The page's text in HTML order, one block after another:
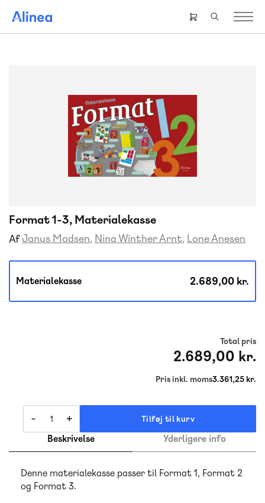
hovedindhold
Header
right
Format 1-3, Materialekasse
Af Janus Madsen Nina Winther Arnt Lone Anesen
Materialekasse 2.689,00 kr.
Total pris
2.689,00 kr.
Pris inkl. moms3.361,25 kr.
- + Tilføj til kurv
Beskrivelse Yderligere info
Denne materialekasse passer til Format 1, Format 2
og Format 3.